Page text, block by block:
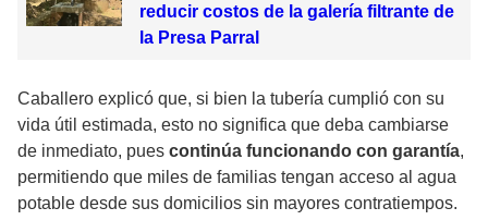
reducir costos de la galería filtrante de
la Presa Parral
Caballero explicó que, si bien la tubería cumplió con su
vida útil estimada, esto no significa que deba cambiarse
de inmediato, pues continúa funcionando con garantía,
permitiendo que miles de familias tengan acceso al agua
potable desde sus domicilios sin mayores contratiempos.